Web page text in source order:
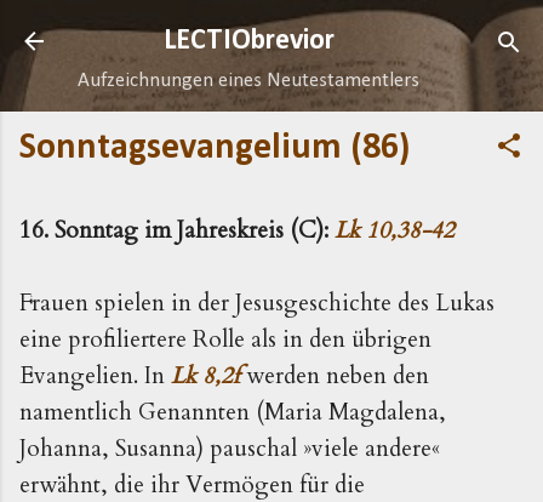
Direkt zum Hauptbereich
LECTIObrevior
Aufzeichnungen eines Neutestamentlers
Sonntagsevangelium (86)
16. Sonntag im Jahreskreis (C):Lk 10,38-42
Frauen spielen in der Jesusgeschichte des Lukas
eine profiliertere Rolle als in den übrigen
Evangelien. InLk 8,2fwerden neben den
namentlich Genannten (Maria Magdalena,
Johanna, Susanna) pauschal »viele andere«
erwähnt, die ihr Vermögen für die